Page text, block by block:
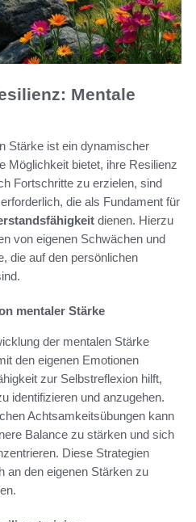
Mentale
Stärke ist ein dynamischer
Möglichkeit bietet, ihre Resilienz
Fortschritte zu erzielen, sind
die als Fundament für
dienen. Hierzu
von eigenen Schwächen und
die auf den persönlichen
mentaler Stärke
der mentalen Stärke
den eigenen Emotionen
zur Selbstreflexion hilft,
identifizieren und anzugehen.
Achtsamkeitsübungen kann
Balance zu stärken und sich
Diese Strategien
an den eigenen Stärken zu